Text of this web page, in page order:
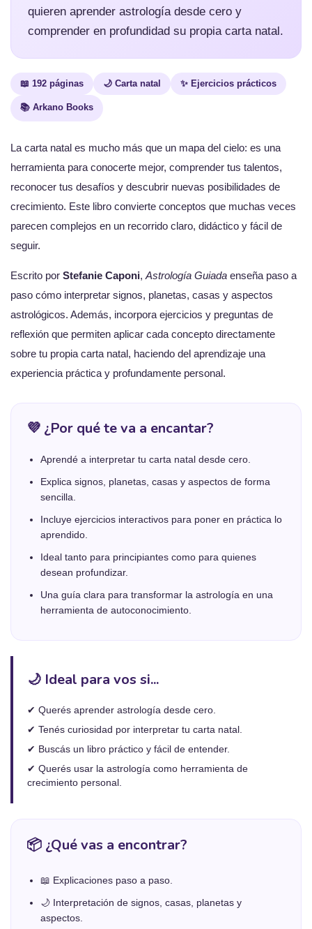
quieren aprender astrología desde cero y
comprender en profundidad su propia carta natal.
📖 192 páginas 🌙 Carta natal ✨ Ejercicios prácticos
📚 Arkano Books
La carta natal es mucho más que un mapa del cielo: es una
herramienta para conocerte mejor, comprender tus talentos,
reconocer tus desafíos y descubrir nuevas posibilidades de
crecimiento. Este libro convierte conceptos que muchas veces
parecen complejos en un recorrido claro, didáctico y fácil de
seguir.
Escrito por Stefanie Caponi, Astrología Guiada enseña paso a
paso cómo interpretar signos, planetas, casas y aspectos
astrológicos. Además, incorpora ejercicios y preguntas de
reflexión que permiten aplicar cada concepto directamente
sobre tu propia carta natal, haciendo del aprendizaje una
experiencia práctica y profundamente personal.
💜 ¿Por qué te va a encantar?
Aprendé a interpretar tu carta natal desde cero.
Explica signos, planetas, casas y aspectos de forma
sencilla.
Incluye ejercicios interactivos para poner en práctica lo
aprendido.
Ideal tanto para principiantes como para quienes
desean profundizar.
Una guía clara para transformar la astrología en una
herramienta de autoconocimiento.
🌙 Ideal para vos si...
✔ Querés aprender astrología desde cero.
✔ Tenés curiosidad por interpretar tu carta natal.
✔ Buscás un libro práctico y fácil de entender.
✔ Querés usar la astrología como herramienta de
crecimiento personal.
📦 ¿Qué vas a encontrar?
📖 Explicaciones paso a paso.
🌙 Interpretación de signos, casas, planetas y
aspectos.